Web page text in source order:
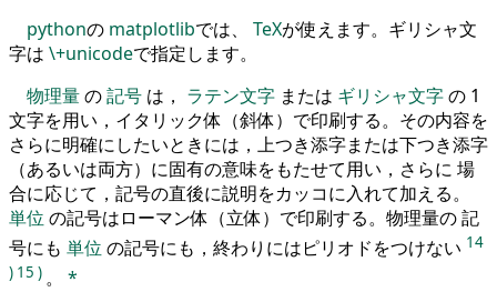
pythonの matplotlibでは、 TeXが使えます。ギリシャ文
字は \+unicodeで指定します。
物理量の記号 は， ラテン文字 または ギリシャ文字の 1
文字を用い，イタリック体（斜体）で印刷する。その内容を
さらに明確にしたいときには，上つき添字または下つき添字
（あるいは両方）に固有の意味をもたせて用い，さらに 場
合に応じて，記号の直後に説明をカッコに入れて加える。
単位 の記号はローマン体（立体）で印刷する。物理量の 記
号にも 単位 の記号にも，終わりにはピリオドをつけない 14
) 15 ) 。 *